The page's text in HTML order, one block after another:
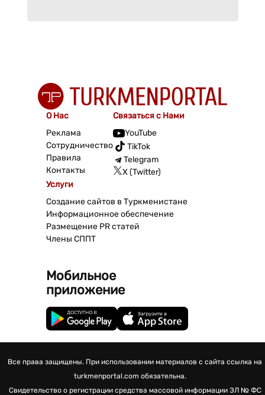
О Нас
Реклама
Сотрудничество
Правила
Контакты
Связаться с Нами
YouTube
TikTok
Telegram
X (Twitter)
Услуги
Создание сайтов в Туркменистане
Информационное обеспечение
Размещение PR статей
Члены СППТ
Мобильное
приложение
Все права защищены. При использовании материалов с сайта ссылка на
turkmenportal.com обязательна.
Свидетельство о регистрации средства массовой информации ЭЛ № ФС